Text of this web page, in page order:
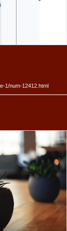
1/num-12412.html